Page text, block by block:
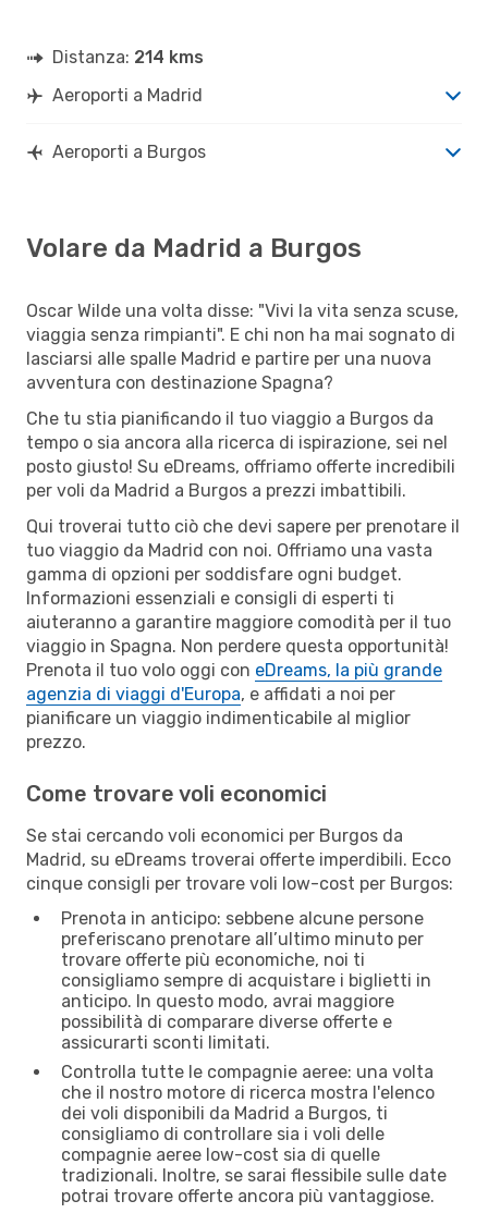
Distanza: 214 kms
Aeroporti a Madrid
Aeroporti a Burgos
Volare da Madrid a Burgos
Oscar Wilde una volta disse: "Vivi la vita senza scuse,
viaggia senza rimpianti". E chi non ha mai sognato di
lasciarsi alle spalle Madrid e partire per una nuova
avventura con destinazione Spagna?
Che tu stia pianificando il tuo viaggio a Burgos da
tempo o sia ancora alla ricerca di ispirazione, sei nel
posto giusto! Su eDreams, offriamo offerte incredibili
per voli da Madrid a Burgos a prezzi imbattibili.
Qui troverai tutto ciò che devi sapere per prenotare il
tuo viaggio da Madrid con noi. Offriamo una vasta
gamma di opzioni per soddisfare ogni budget.
Informazioni essenziali e consigli di esperti ti
aiuteranno a garantire maggiore comodità per il tuo
viaggio in Spagna. Non perdere questa opportunità!
Prenota il tuo volo oggi con eDreams, la più grande
agenzia di viaggi d'Europa, e affidati a noi per
pianificare un viaggio indimenticabile al miglior
prezzo.
Come trovare voli economici
Se stai cercando voli economici per Burgos da
Madrid, su eDreams troverai offerte imperdibili. Ecco
cinque consigli per trovare voli low-cost per Burgos:
Prenota in anticipo: sebbene alcune persone
preferiscano prenotare all’ultimo minuto per
trovare offerte più economiche, noi ti
consigliamo sempre di acquistare i biglietti in
anticipo. In questo modo, avrai maggiore
possibilità di comparare diverse offerte e
assicurarti sconti limitati.
Controlla tutte le compagnie aeree: una volta
che il nostro motore di ricerca mostra l'elenco
dei voli disponibili da Madrid a Burgos, ti
consigliamo di controllare sia i voli delle
compagnie aeree low-cost sia di quelle
tradizionali. Inoltre, se sarai flessibile sulle date
potrai trovare offerte ancora più vantaggiose.